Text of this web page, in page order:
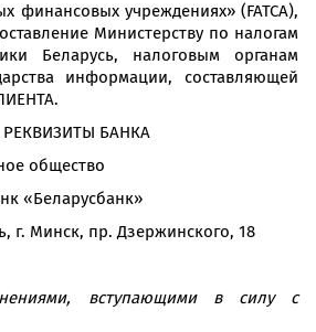
финансовых учреждениях» (FATCA),
Министерству по налогам
Беларусь, налоговым органам
информации, составляющей
РЕКВИЗИТЫ БАНКА
общество
«Беларусбанк»
г. Минск, пр. Дзержинского, 18
вступающими в силу с